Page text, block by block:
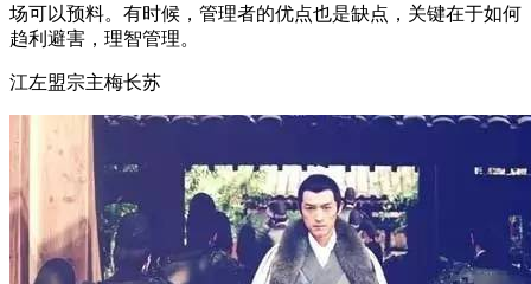
场可以预料。有时候，管理者的优点也是缺点，关键在于如何
趋利避害，理智管理。
江左盟宗主梅长苏